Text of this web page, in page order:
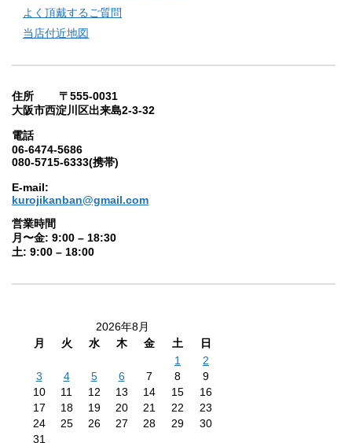
よく頂戴するご質問
当店付近地図
住所 〒555-0031
大阪市西淀川区出来島2-3-32
電話
06-6474-5686
080-5715-6333(携帯)
E-mail:
kurojikanban@gmail.com
営業時間
月〜金: 9:00 – 18:30
土: 9:00 – 18:00
2026年8月
月
火 水 木 金 土
日
1
2
3
4 5 6 7 8
9
10
11 12 13 14 15
16
17
18 19 20 21 22
23
24
25 26 27 28 29
30
31